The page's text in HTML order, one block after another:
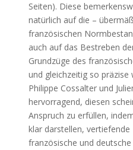
Seiten). Diese
natürlich auf die –
französischen
auch auf das Bestreben
Grundzüge des
und gleichzeitig so präzise
Philippe Cossalter und
hervorragend, diesen
Anspruch zu erfüllen,
klar darstellen, vertiefende
französische und